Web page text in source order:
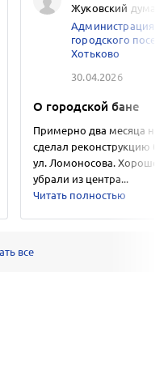
Жуковский
Администрация
городского
Хотьково
30.04.2026
О городской бане
Примерно два месяца
сделал реконструкцию
ул. Ломоносова. Хорошо,
убрали из центра...
Читать полностью
все